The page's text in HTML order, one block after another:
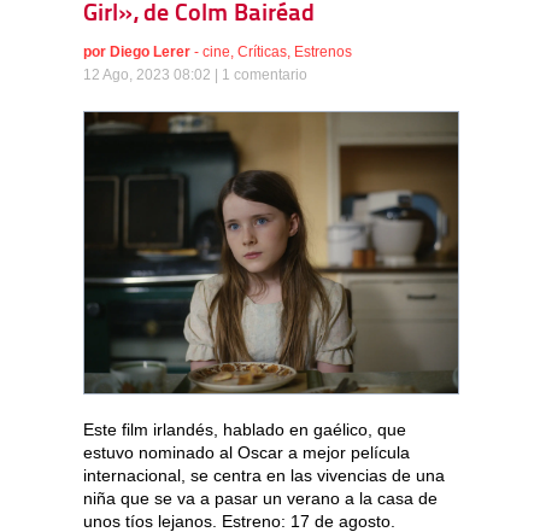
Girl», de Colm Bairéad
por Diego Lerer - cine, Críticas, Estrenos
12 Ago, 2023 08:02 | 1 comentario
Este film irlandés, hablado en gaélico, que
estuvo nominado al Oscar a mejor película
internacional, se centra en las vivencias de una
niña que se va a pasar un verano a la casa de
unos tíos lejanos. Estreno: 17 de agosto.